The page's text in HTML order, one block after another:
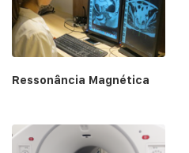
Ressonância Magnética